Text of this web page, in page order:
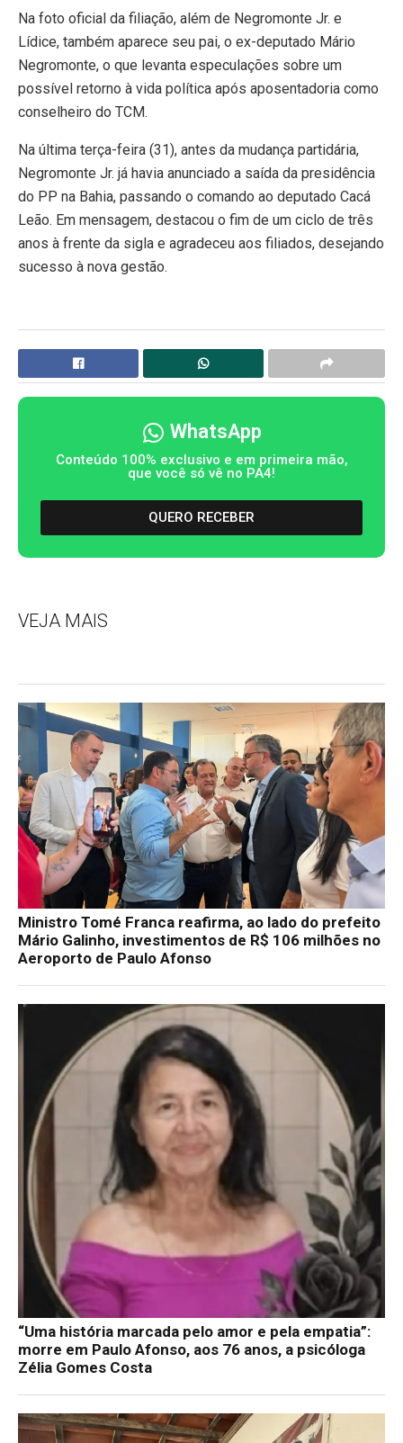
Na foto oficial da filiação, além de Negromonte Jr. e
Lídice, também aparece seu pai, o ex-deputado Mário
Negromonte, o que levanta especulações sobre um
possível retorno à vida política após aposentadoria como
conselheiro do TCM.
Na última terça-feira (31), antes da mudança partidária,
Negromonte Jr. já havia anunciado a saída da presidência
do PP na Bahia, passando o comando ao deputado Cacá
Leão. Em mensagem, destacou o fim de um ciclo de três
anos à frente da sigla e agradeceu aos filiados, desejando
sucesso à nova gestão.
WhatsApp
Conteúdo 100% exclusivo e em primeira mão,
que você só vê no PA4!
QUERO RECEBER
VEJA MAIS
Ministro Tomé Franca reafirma, ao lado do prefeito
Mário Galinho, investimentos de R$ 106 milhões no
Aeroporto de Paulo Afonso
“Uma história marcada pelo amor e pela empatia”:
morre em Paulo Afonso, aos 76 anos, a psicóloga
Zélia Gomes Costa